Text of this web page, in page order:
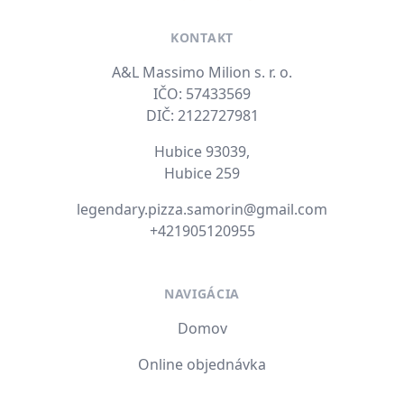
KONTAKT
A&L Massimo Milion s. r. o.
IČO: 57433569
DIČ: 2122727981
Hubice 93039,
Hubice 259
legendary.pizza.samorin@gmail.com
+421905120955
NAVIGÁCIA
Domov
Online objednávka